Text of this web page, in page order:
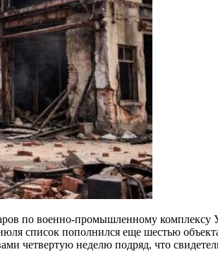
по военно-промышленному комплексу
список пополнился еще шестью
четвертую неделю подряд, что